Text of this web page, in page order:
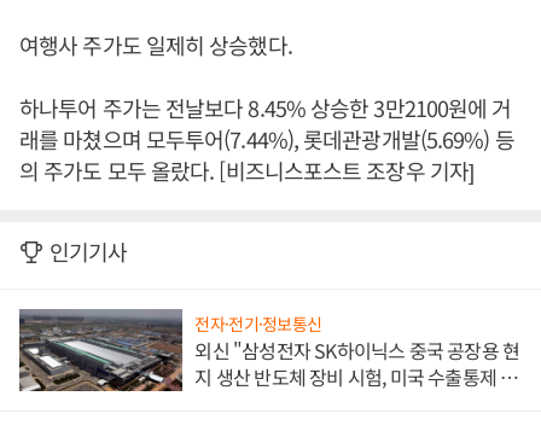
여행사 주가도 일제히 상승했다.
하나투어 주가는 전날보다 8.45% 상승한 3만2100원에 거
래를 마쳤으며 모두투어(7.44%), 롯데관광개발(5.69%) 등
의 주가도 모두 올랐다. [비즈니스포스트 조장우 기자]
인기기사
전자·전기·정보통신
외신 "삼성전자 SK하이닉스 중국 공장용 현
지 생산 반도체 장비 시험, 미국 수출통제 대